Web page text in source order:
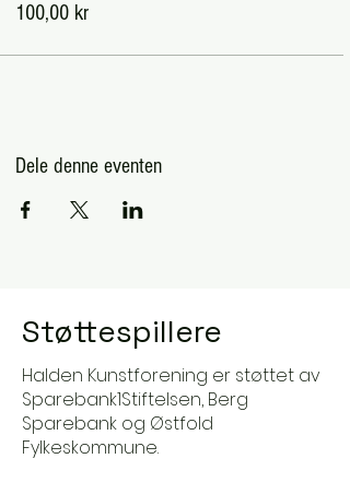
100,00 kr
Dele denne eventen
Støttespillere
Halden Kunstforening er støttet av
Sparebank1Stiftelsen, Berg
Sparebank og Østfold
Fylkeskommune.